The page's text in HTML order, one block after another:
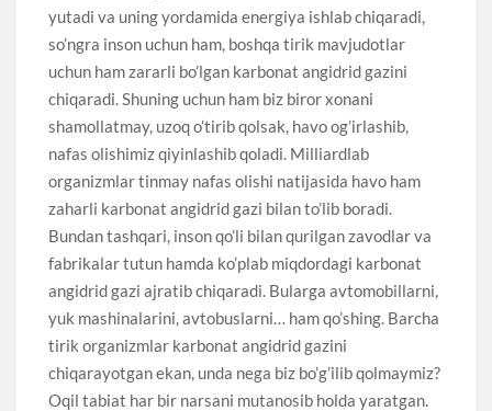
yutadi va uning yordamida energiya ishlab chiqaradi,
so’ngra inson uchun ham, boshqa tirik mavjudotlar
uchun ham zararli bo’lgan karbonat angidrid gazini
chiqaradi. Shuning uchun ham biz biror xonani
shamollatmay, uzoq o’tirib qolsak, havo og’irlashib,
nafas olishimiz qiyinlashib qoladi. Milliardlab
organizmlar tinmay nafas olishi natijasida havo ham
zaharli karbonat angidrid gazi bilan to’lib boradi.
Bundan tashqari, inson qo’li bilan qurilgan zavodlar va
fabrikalar tutun hamda ko’plab miqdordagi karbonat
angidrid gazi ajratib chiqaradi. Bularga avtomobillarni,
yuk mashinalarini, avtobuslarni… ham qo’shing. Barcha
tirik organizmlar karbonat angidrid gazini
chiqarayotgan ekan, unda nega biz bo’g’ilib qolmaymiz?
Oqil tabiat har bir narsani mutanosib holda yaratgan.